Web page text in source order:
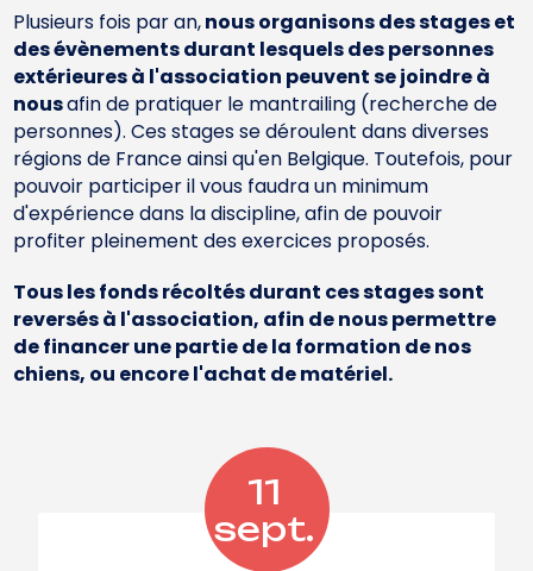
Plusieurs fois par an,nous organisons des stages et
des évènements durant lesquels des personnes
extérieures à l'association peuvent se joindre à
nousafin de pratiquer le mantrailing (recherche de
personnes). Ces stages se déroulent dans diverses
régions de France ainsi qu'en Belgique. Toutefois, pour
pouvoir participer il vous faudra un minimum
d'expérience dans la discipline, afin de pouvoir
profiter pleinement des exercices proposés.
Tous les fonds récoltés durant ces stages sont
reversés à l'association, afin de nous permettre
de financer une partie de la formation de nos
chiens, ou encore l'achat de matériel.
11
sept.